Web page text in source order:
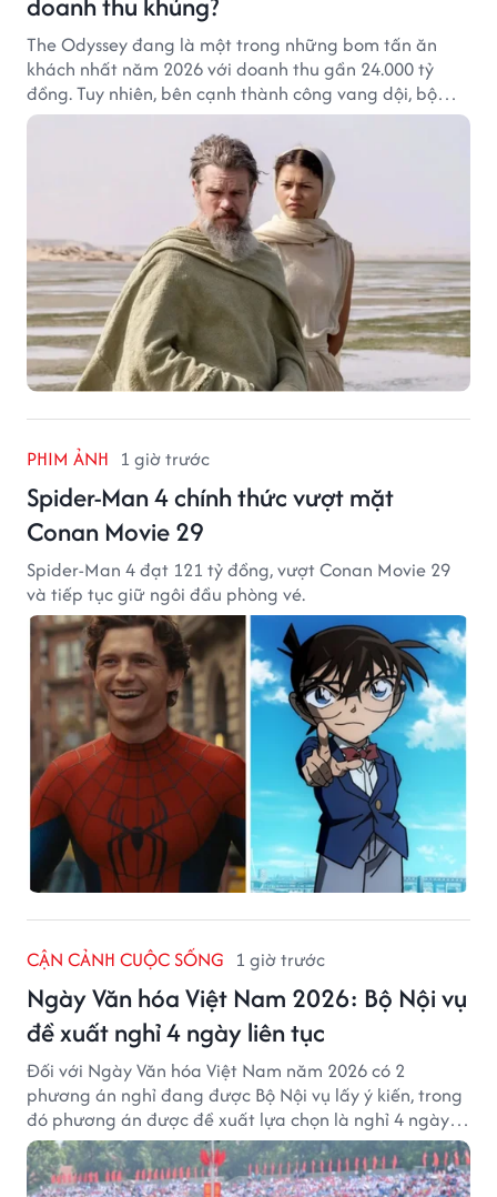
The Odyssey đang là một trong những bom tấn ăn
khách nhất năm 2026 với doanh thu gần 24.000 tỷ
đồng. Tuy nhiên, bên cạnh thành công vang dội, bộ
phim của Christopher Nolan cũng vấp phải không ít
tranh cãi từ khán giả.
PHIM ẢNH 1 giờ trước
Spider-Man 4 chính thức vượt mặt
Conan Movie 29
Spider-Man 4 đạt 121 tỷ đồng, vượt Conan Movie 29
và tiếp tục giữ ngôi đầu phòng vé.
CẬN CẢNH CUỘC SỐNG 1 giờ trước
Ngày Văn hóa Việt Nam 2026: Bộ Nội vụ
đề xuất nghỉ 4 ngày liên tục
Đối với Ngày Văn hóa Việt Nam năm 2026 có 2
phương án nghỉ đang được Bộ Nội vụ lấy ý kiến, trong
đó phương án được đề xuất lựa chọn là nghỉ 4 ngày
liên tục từ 21/11 đến 24/11, đồng thời hoán đổi 1 ngày
làm việc sang thứ Bảy (28/11).